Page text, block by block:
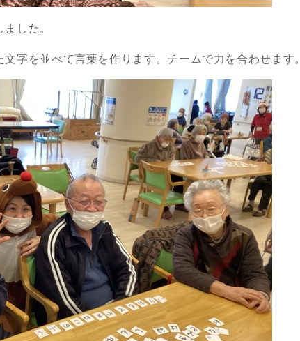
した。
字を並べて言葉を作ります。チームで力を合わせます。